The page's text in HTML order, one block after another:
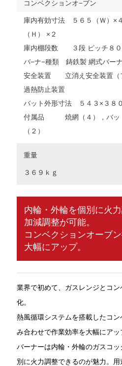
コンベクションオ−ブン
庫内有効寸法 ５６５（Ｗ）×
（Ｈ） ×２
庫内棚段数 ３段 ピッチ８０
バ−ナ−種類 鋳鉄製 網式バー
安全装置 立消え安全装置（
過熱防止装置
バット外形寸法 ５４３×３８
付属品 焼網（４），バッ
（２）
重量
３６９ｋｇ
内輪・外輪を個別に火
加減調整が可能。
コンベクションオーブ
大幅にアップ。
業界で初めて、ガスレンジとコ
化。
熱風循環システムを搭載したコ
み合わせで作業効率を大幅にア
バーナーは内輪・外輪のガスコ
別に火力調整できるのが魅力。